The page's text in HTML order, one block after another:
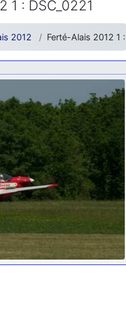
? je ne suis pas sûr de
sujet sur l'Armée de l'Air,
d'arriver il y a quelques
noms qu'aujourd'hui
espérantque ces
auront plu ; Agur…
samedi
peu trop loin pour moi !
étaient-ils présent au
année 2026 à tous et
voeux à tous pour
: DSC_0221
2012 Ferté-Alais 2012 1